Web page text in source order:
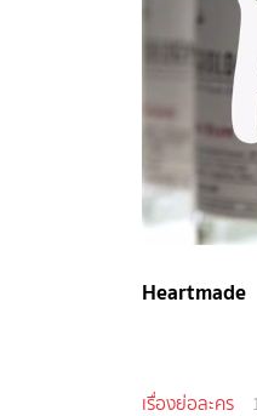
Heartmade
เรื่องย่อละคร